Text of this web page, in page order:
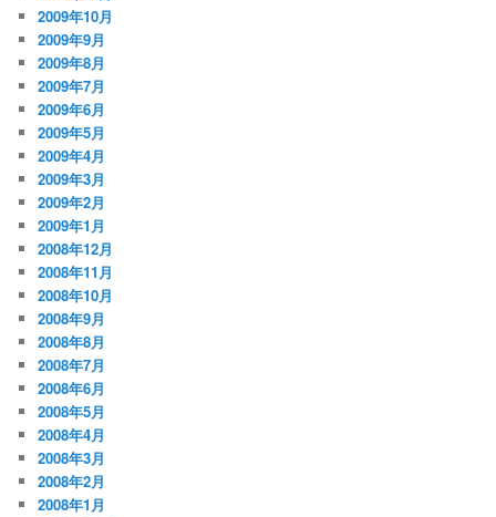
2009年10月
2009年9月
2009年8月
2009年7月
2009年6月
2009年5月
2009年4月
2009年3月
2009年2月
2009年1月
2008年12月
2008年11月
2008年10月
2008年9月
2008年8月
2008年7月
2008年6月
2008年5月
2008年4月
2008年3月
2008年2月
2008年1月